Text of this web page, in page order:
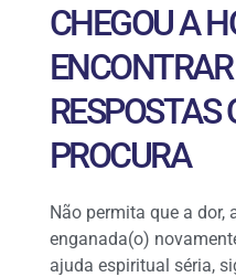
CHEGOU A
RESPOSTAS
PROCURA
Não permita que a dor,
enganada(o)
ajuda espiritual séria,